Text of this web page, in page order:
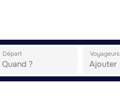
Départ Voyageurs